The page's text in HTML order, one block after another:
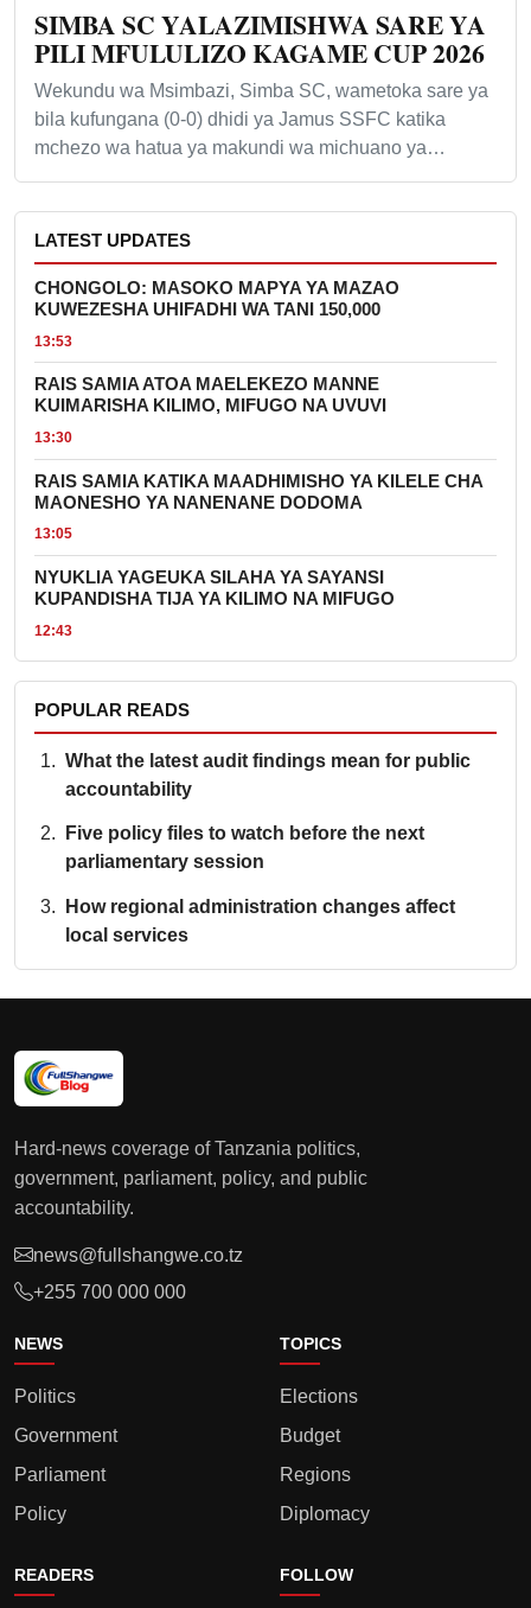
SIMBA SC YALAZIMISHWA SARE YA
PILI MFULULIZO KAGAME CUP 2026
Wekundu wa Msimbazi, Simba SC, wametoka sare ya
bila kufungana (0-0) dhidi ya Jamus SSFC katika
mchezo wa hatua ya makundi wa michuano ya…
LATEST UPDATES
CHONGOLO: MASOKO MAPYA YA MAZAO
KUWEZESHA UHIFADHI WA TANI 150,000
13:53
RAIS SAMIA ATOA MAELEKEZO MANNE
KUIMARISHA KILIMO, MIFUGO NA UVUVI
13:30
RAIS SAMIA KATIKA MAADHIMISHO YA KILELE CHA
MAONESHO YA NANENANE DODOMA
13:05
NYUKLIA YAGEUKA SILAHA YA SAYANSI
KUPANDISHA TIJA YA KILIMO NA MIFUGO
12:43
POPULAR READS
What the latest audit findings mean for public
accountability
Five policy files to watch before the next
parliamentary session
How regional administration changes affect
local services
Hard-news coverage of Tanzania politics,
government, parliament, policy, and public
accountability.
news@fullshangwe.co.tz
+255 700 000 000
NEWS
Politics
Government
Parliament
Policy
TOPICS
Elections
Budget
Regions
Diplomacy
READERS FOLLOW